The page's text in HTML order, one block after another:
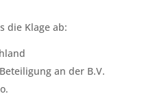
die Klage ab:
an der B.V.